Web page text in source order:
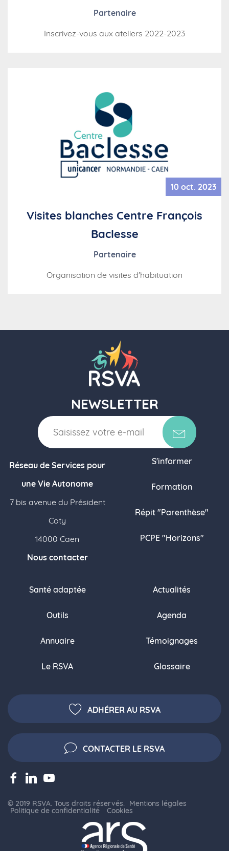
Partenaire
Inscrivez-vous aux ateliers 2022-2023
10 oct. 2023
Visites blanches Centre François
Baclesse
Partenaire
Organisation de visites d'habituation
NEWSLETTER
Réseau de Services pour
une Vie Autonome
7 bis avenue du Président
Coty
14000 Caen
Nous contacter
S'informer
Formation
Répit "Parenthèse"
PCPE "Horizons"
Santé adaptée
Outils
Annuaire
Le RSVA
Actualités
Agenda
Témoignages
Glossaire
ADHÉRER AU RSVA
CONTACTER LE RSVA
© 2019 RSVA. Tous droits réservés. Mentions légales
Politique de confidentialité Cookies